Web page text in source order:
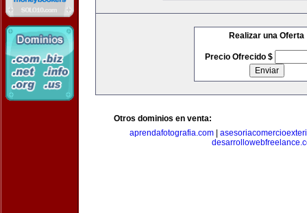
Realizar una Oferta
Precio Ofrecido $
Otros dominios en venta:
aprendafotografia.com